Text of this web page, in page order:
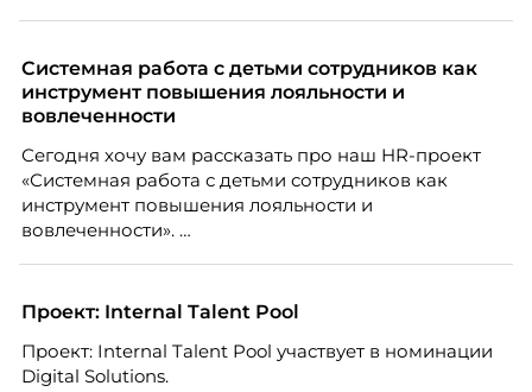
Чеснокова, HR-директор Right line.
Системная работа с детьми сотрудников как
инструмент повышения лояльности и
вовлеченности
Сегодня хочу вам рассказать про наш HR-проект
«Системная работа с детьми сотрудников как
инструмент повышения лояльности и
вовлеченности».
Проект: Internal Talent Pool
Проект: Internal Talent Pool участвует в номинации
Digital Solutions.